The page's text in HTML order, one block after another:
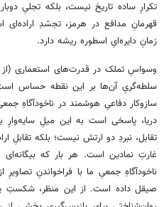
تکرارِ ساده تاریخ نیست، بلکه تجلیِ
قهرمانِ مدافع در هرمز، تجسّدِ
زمانِ دایره‌ایِ اسطوره ریشه دارد.
وسواسِ تملک در قدرت‌های استعماری (از
سلطه‌گریِ آن‌ها بر این نقطه حساس است.
سازوکار دفاعیِ هوشمند در ناخودآگاهِ
دریا، پاسخی است به این میلِ سایه‌وارِ
تقابل، نبردِ دو ارتش نیست؛ بلکه تقابلِ
غارتِ نمادین است. هر بار که
ناخودآگاهِ جمعیِ ما با فراخواندنِ
صیقل داده است. از این منظر، شکستِ